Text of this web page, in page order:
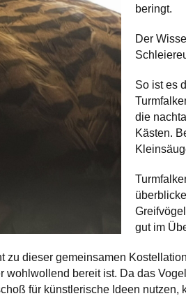
beringt.
Der
So ist es
die
Kästen.
gut im
zu dieser gemeinsamen
wohlwollend bereit ist. Da das
für künstlerische Ideen nutzen,